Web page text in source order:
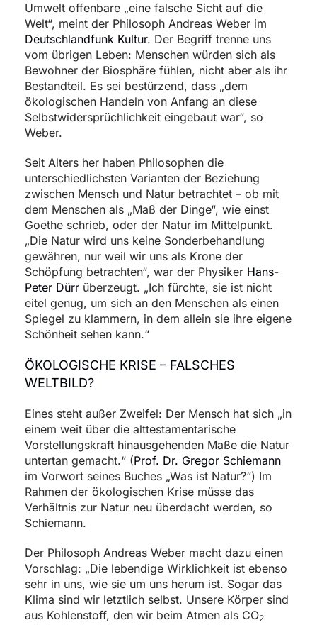
Umwelt offenbare „eine falsche Sicht auf die
Welt“, meint der Philosoph Andreas Weber im
Deutschlandfunk Kultur. Der Begriff trenne uns
vom übrigen Leben: Menschen würden sich als
Bewohner der Biosphäre fühlen, nicht aber als ihr
Bestandteil. Es sei bestürzend, dass „dem
ökologischen Handeln von Anfang an diese
Selbstwidersprüchlichkeit eingebaut war“, so
Weber.
Seit Alters her haben Philosophen die
unterschiedlichsten Varianten der Beziehung
zwischen Mensch und Natur betrachtet – ob mit
dem Menschen als „Maß der Dinge“, wie einst
Goethe schrieb, oder der Natur im Mittelpunkt.
„Die Natur wird uns keine Sonderbehandlung
gewähren, nur weil wir uns als Krone der
Schöpfung betrachten“, war der Physiker Hans-
Peter Dürr überzeugt. „Ich fürchte, sie ist nicht
eitel genug, um sich an den Menschen als einen
Spiegel zu klammern, in dem allein sie ihre eigene
Schönheit sehen kann.“
ÖKOLOGISCHE KRISE – FALSCHES
WELTBILD?
Eines steht außer Zweifel: Der Mensch hat sich „in
einem weit über die alttestamentarische
Vorstellungskraft hinausgehenden Maße die Natur
untertan gemacht.“ (Prof. Dr. Gregor Schiemann
im Vorwort seines Buches „Was ist Natur?“) Im
Rahmen der ökologischen Krise müsse das
Verhältnis zur Natur neu überdacht werden, so
Schiemann.
Der Philosoph Andreas Weber macht dazu einen
Vorschlag: „Die lebendige Wirklichkeit ist ebenso
sehr in uns, wie sie um uns herum ist. Sogar das
Klima sind wir letztlich selbst. Unsere Körper sind
aus Kohlenstoff, den wir beim Atmen als CO2